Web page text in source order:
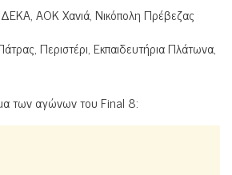
ΔΕΚΑ, ΑΟΚ Χανιά, Νικόπολη Πρέβεζας
Περιστέρι, Εκπαιδευτήρια Πλάτωνα,
των αγώνων του Final 8: